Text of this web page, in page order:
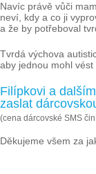
Navíc právě vůči
neví, kdy a co ji
a že by potřeboval
Tvrdá výchova
aby jednou mohl vést
Filípkovi a
zaslat
(cena dárcovské SMS
Děkujeme všem za